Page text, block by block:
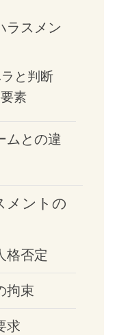
ラスメン
と判断
素
ムとの違
メントの
格否定
拘束
求